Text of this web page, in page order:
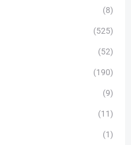
(8)
(525)
(52)
(190)
(9)
(11)
(1)